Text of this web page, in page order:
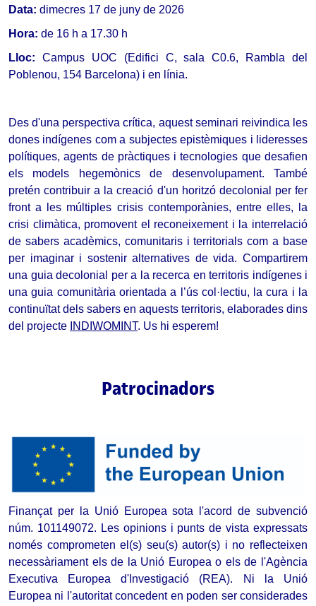
Data: dimecres 17 de juny de 2026
Hora: de 16 h a 17.30 h
Lloc: Campus UOC (Edifici C, sala C0.6, Rambla del
Poblenou, 154 Barcelona) i en línia.
Des d'una perspectiva crítica, aquest seminari reivindica les
dones indígenes com a subjectes epistèmiques i lideresses
polítiques, agents de pràctiques i tecnologies que desafien
els models hegemònics de desenvolupament. També
pretén contribuir a la creació d'un horitzó decolonial per fer
front a les múltiples crisis contemporànies, entre elles, la
crisi climàtica, promovent el reconeixement i la interrelació
de sabers acadèmics, comunitaris i territorials com a base
per imaginar i sostenir alternatives de vida. Compartirem
una guia decolonial per a la recerca en territoris indígenes i
una guia comunitària orientada a l’ús col·lectiu, la cura i la
continuïtat dels sabers en aquests territoris, elaborades dins
del projecte INDIWOMINT. Us hi esperem!
Patrocinadors
Finançat per la Unió Europea sota l'acord de subvenció
núm. 101149072. Les opinions i punts de vista expressats
només comprometen el(s) seu(s) autor(s) i no reflecteixen
necessàriament els de la Unió Europea o els de l'Agència
Executiva Europea d'Investigació (REA). Ni la Unió
Europea ni l'autoritat concedent en poden ser considerades